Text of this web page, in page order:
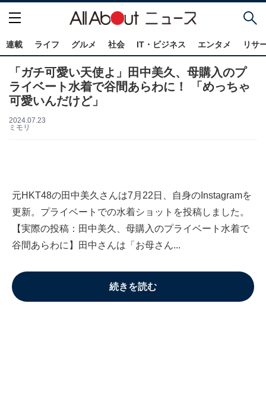
連載 ライフ グルメ 社会 IT・ビジネス エンタメ リサ
「ガチ可愛い天使よ」田中美久、母購入のプ
ライベート水着で谷間あらわに！ 「めっちゃ
可愛いんだけど」
2024.07.23
ミモリ
元HKT48の田中美久さんは7月22日、自身のInstagramを
更新。プライベートでの水着ショットを投稿しました。
【実際の投稿：田中美久、母購入のプライベート水着で
谷間あらわに】田中さんは「お母さん...
続きを読む